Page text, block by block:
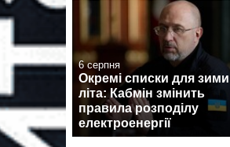
6 серпня
Окремі списки для зими
літа: Кабмін змінить
правила розподілу
електроенергії